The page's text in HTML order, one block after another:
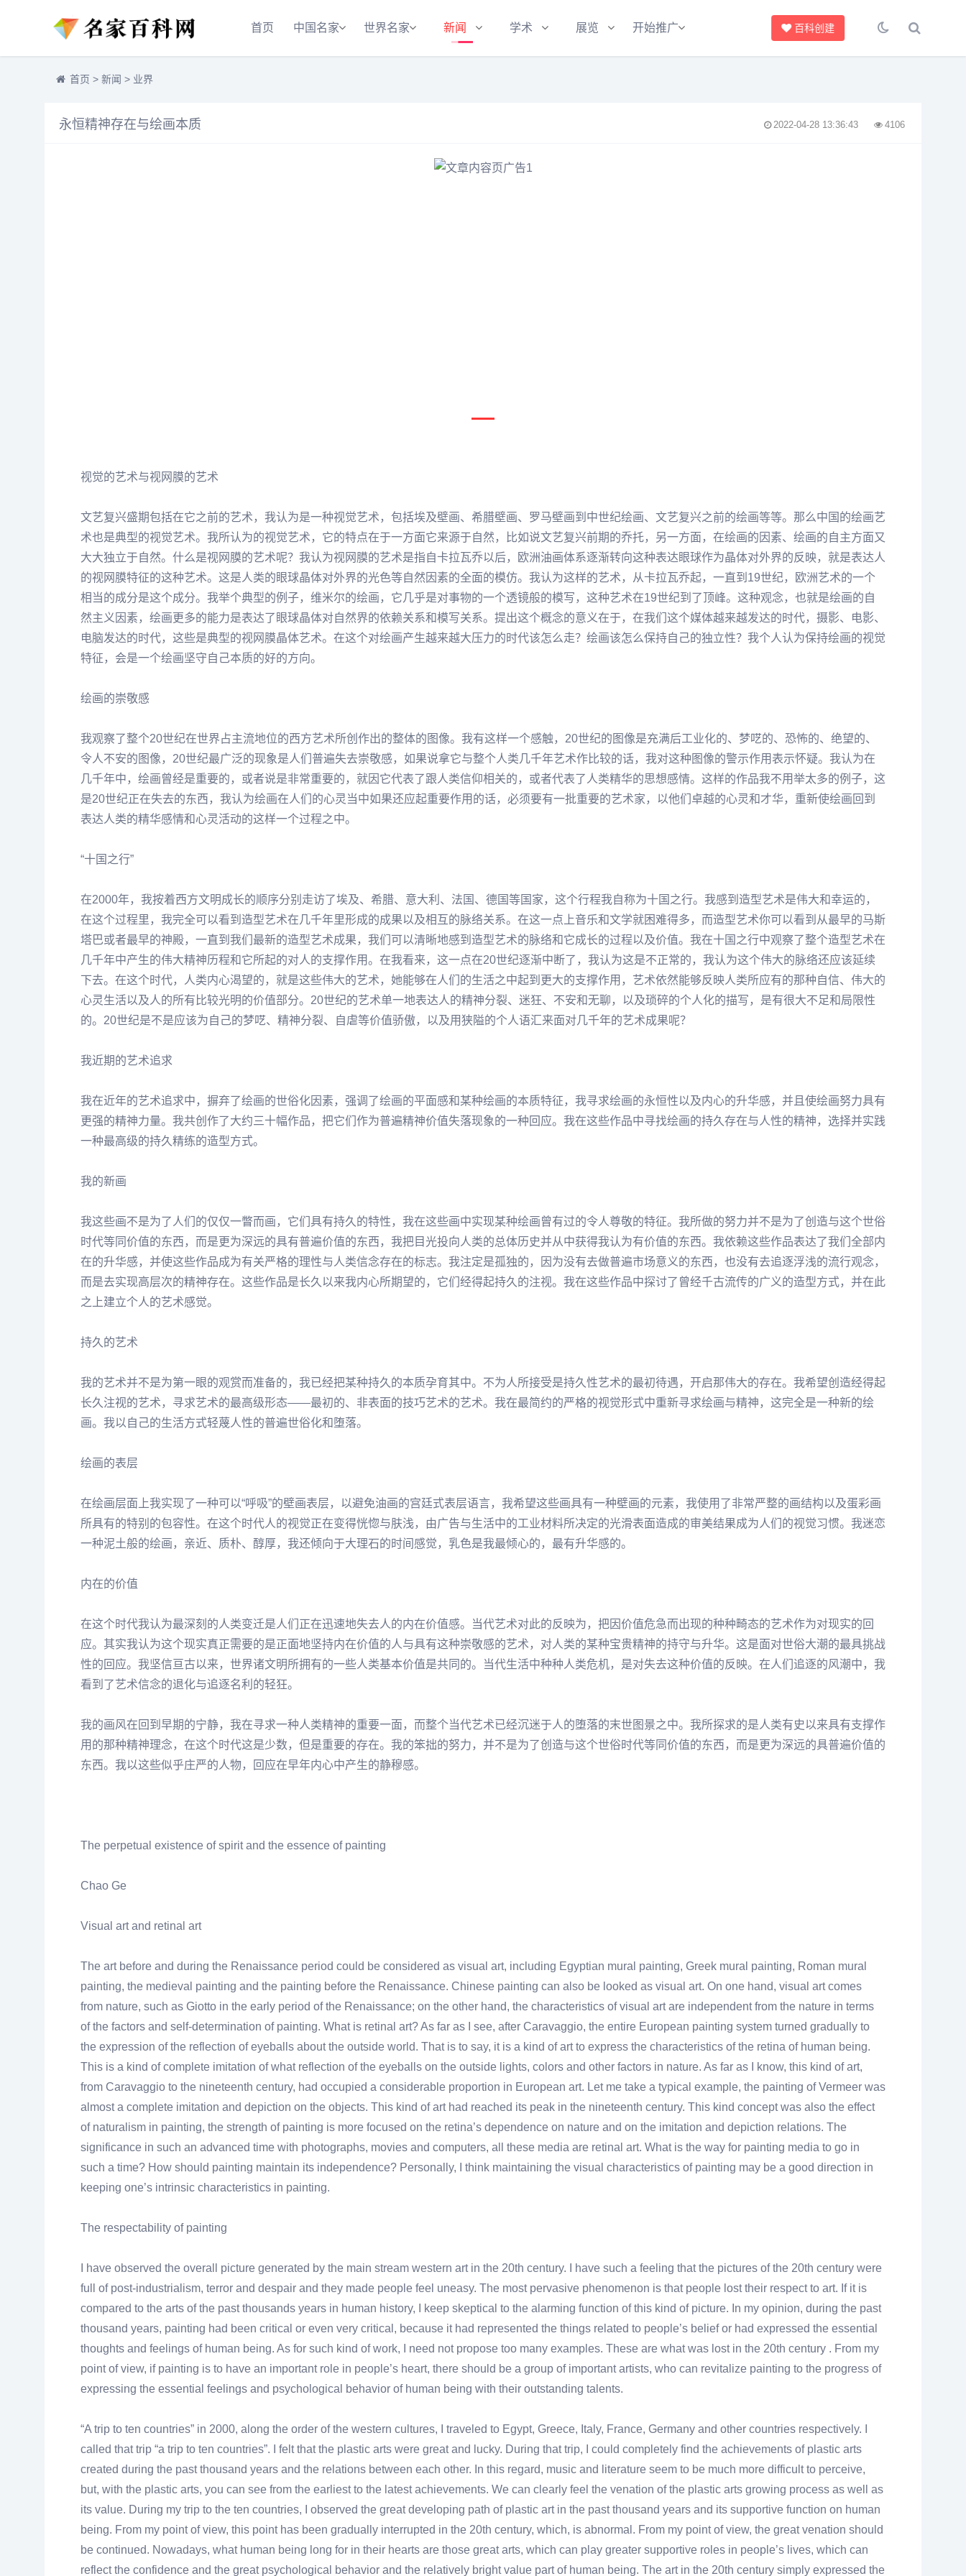
首页 中国名家 世界名家 新闻 学术 展览 开始推广 百科创建
首页 > 新闻 > 业界
永恒精神存在与绘画本质 2022-04-28 13:36:43 4106
视觉的艺术与视网膜的艺术
文艺复兴盛期包括在它之前的艺术，我认为是一种视觉艺术，包括埃及壁画、希腊壁画、罗马壁画到中世纪绘画、 文艺复兴之前的绘画等等。那么中国的绘画艺
术也是典型的视觉艺术。我所认为的视觉艺术，它的特点在于一方面它来源于自然，比如说文艺复兴前期的乔托，另一方面，在绘画的因素、绘画的自主方面又
大大独立于自然。什么是视网膜的艺术呢？我认为视网膜的艺术是指自卡拉瓦乔以后，欧洲油画体系逐渐转向这种表达眼球作为晶体对外界的反映，就是表达人
的视网膜特征的这种艺术。这是人类的眼球晶体对外界的光色等自然因素的全面的模仿。我认为这样的艺术，从卡拉瓦乔起，一直到19世纪，欧洲艺术的一个
相当的成分是这个成分。我举个典型的例子， 维米尔的绘画，它几乎是对事物的一个透镜般的模写，这种艺术在19世纪到了顶峰。这种观念，也就是绘画的自
然主义因素，绘画更多的能力是表达了眼球晶体对自然界的依赖关系和模写关系。提出这个概念的意义在于，在我们这个媒体越来越发达的时代，摄影、电影、
电脑发达的时代，这些是典型的视网膜晶体艺术。在这个对绘画产生越来越大压力的时代该怎么走？绘画该怎么保持自己的独立性？我个人认为保持绘画的视觉
特征，会是一个绘画坚守自己本质的好的方向。
绘画的崇敬感
我观察了整个20世纪在世界占主流地位的西方艺术所创作出的整体的图像。我有这样一个感触，20世纪的图像是充满后工业化的、梦呓的、恐怖的、绝望的、
令人不安的图像，20世纪最广泛的现象是人们普遍失去崇敬感，如果说拿它与整个人类几千年艺术作比较的话，我对这种图像的警示作用表示怀疑。我认为在
几千年中，绘画曾经是重要的，或者说是非常重要的，就因它代表了跟人类信仰相关的，或者代表了人类精华的思想感情。这样的作品我不用举太多的例子，这
是20世纪正在失去的东西，我认为绘画在人们的心灵当中如果还应起重要作用的话，必须要有一批重要的艺术家，以他们卓越的心灵和才华，重新使绘画回到
表达人类的精华感情和心灵活动的这样一个过程之中。
“十国之行”
在2000年，我按着西方文明成长的顺序分别走访了埃及、希腊、意大利、法国、德国等国家，这个行程我自称为十国之行。我感到造型艺术是伟大和幸运的，
在这个过程里，我完全可以看到造型艺术在几千年里形成的成果以及相互的脉络关系。在这一点上音乐和文学就困难得多，而造型艺术你可以看到从最早的马斯
塔巴或者最早的神殿，一直到我们最新的造型艺术成果，我们可以清晰地感到造型艺术的脉络和它成长的过程以及价值。我在十国之行中观察了整个造型艺术在
几千年中产生的伟大精神历程和它所起的对人的支撑作用。在我看来，这一点在20世纪逐渐中断了，我认为这是不正常的，我认为这个伟大的脉络还应该延续
下去。在这个时代，人类内心渴望的，就是这些伟大的艺术，她能够在人们的生活之中起到更大的支撑作用，艺术依然能够反映人类所应有的那种自信、伟大的
心灵生活以及人的所有比较光明的价值部分。20世纪的艺术单一地表达人的精神分裂、迷狂、不安和无聊，以及琐碎的个人化的描写，是有很大不足和局限性
的。20世纪是不是应该为自己的梦呓、精神分裂、自虐等价值骄傲，以及用狭隘的个人语汇来面对几千年的艺术成果呢？
我近期的艺术追求
我在近年的艺术追求中，摒弃了绘画的世俗化因素，强调了绘画的平面感和某种绘画的本质特征，我寻求绘画的永恒性以及内心的升华感，并且使绘画努力具有
更强的精神力量。我共创作了大约三十幅作品，把它们作为普遍精神价值失落现象的一种回应。我在这些作品中寻找绘画的持久存在与人性的精神，选择并实践
一种最高级的持久精练的造型方式。
我的新画
我这些画不是为了人们的仅仅一瞥而画，它们具有持久的特性，我在这些画中实现某种绘画曾有过的令人尊敬的特征。我所做的努力并不是为了创造与这个世俗
时代等同价值的东西，而是更为深远的具有普遍价值的东西，我把目光投向人类的总体历史并从中获得我认为有价值的东西。我依赖这些作品表达了我们全部内
在的升华感，并使这些作品成为有关严格的理性与人类信念存在的标志。我注定是孤独的，因为没有去做普遍市场意义的东西，也没有去追逐浮浅的流行观念，
而是去实现高层次的精神存在。这些作品是长久以来我内心所期望的，它们经得起持久的注视。我在这些作品中探讨了曾经千古流传的广义的造型方式，并在此
之上建立个人的艺术感觉。
持久的艺术
我的艺术并不是为第一眼的观赏而准备的，我已经把某种持久的本质孕育其中。不为人所接受是持久性艺术的最初待遇，开启那伟大的存在。我希望创造经得起
长久注视的艺术，寻求艺术的最高级形态——最初的、非表面的技巧艺术的艺术。我在最简约的严格的视觉形式中重新寻求绘画与精神，这完全是一种新的绘
画。我以自己的生活方式轻蔑人性的普遍世俗化和堕落。
绘画的表层
在绘画层面上我实现了一种可以“呼吸”的壁画表层，以避免油画的宫廷式表层语言，我希望这些画具有一种壁画的元素，我使用了非常严整的画结构以及蛋彩画
所具有的特别的包容性。在这个时代人的视觉正在变得恍惚与肤浅，由广告与生活中的工业材料所决定的光滑表面造成的审美结果成为人们的视觉习惯。我迷恋
一种泥土般的绘画，亲近、质朴、醇厚，我还倾向于大理石的时间感觉，乳色是我最倾心的，最有升华感的。
内在的价值
在这个时代我认为最深刻的人类变迁是人们正在迅速地失去人的内在价值感。当代艺术对此的反映为，把因价值危急而出现的种种畸态的艺术作为对现实的回
应。其实我认为这个现实真正需要的是正面地坚持内在价值的人与具有这种崇敬感的艺术，对人类的某种宝贵精神的持守与升华。这是面对世俗大潮的最具挑战
性的回应。我坚信亘古以来，世界诸文明所拥有的一些人类基本价值是共同的。当代生活中种种人类危机，是对失去这种价值的反映。在人们追逐的风潮中，我
看到了艺术信念的退化与追逐名利的轻狂。
我的画风在回到早期的宁静，我在寻求一种人类精神的重要一面，而整个当代艺术已经沉迷于人的堕落的末世图景之中。我所探求的是人类有史以来具有支撑作
用的那种精神理念，在这个时代这是少数，但是重要的存在。我的笨拙的努力，并不是为了创造与这个世俗时代等同价值的东西，而是更为深远的具普遍价值的
东西。我以这些似乎庄严的人物，回应在早年内心中产生的静穆感。
The perpetual existence of spirit and the essence of painting
Chao Ge
Visual art and retinal art
The art before and during the Renaissance period could be considered as visual art, including Egyptian mural painting, Greek mural painting, Roman mural
painting, the medieval painting and the painting before the Renaissance. Chinese painting can also be looked as visual art. On one hand, visual art comes
from nature, such as Giotto in the early period of the Renaissance; on the other hand, the characteristics of visual art are independent from the nature in terms
of the factors and self-determination of painting. What is retinal art? As far as I see, after Caravaggio, the entire European painting system turned gradually to
the expression of the reflection of eyeballs about the outside world. That is to say, it is a kind of art to express the characteristics of the retina of human being.
This is a kind of complete imitation of what reflection of the eyeballs on the outside lights, colors and other factors in nature. As far as I know, this kind of art,
from Caravaggio to the nineteenth century, had occupied a considerable proportion in European art. Let me take a typical example, the painting of Vermeer was
almost a complete imitation and depiction on the objects. This kind of art had reached its peak in the nineteenth century. This kind concept was also the effect
of naturalism in painting, the strength of painting is more focused on the retina’s dependence on nature and on the imitation and depiction relations. The
significance in such an advanced time with photographs, movies and computers, all these media are retinal art. What is the way for painting media to go in
such a time? How should painting maintain its independence? Personally, I think maintaining the visual characteristics of painting may be a good direction in
keeping one’s intrinsic characteristics in painting.
The respectability of painting
I have observed the overall picture generated by the main stream western art in the 20th century. I have such a feeling that the pictures of the 20th century were
full of post-industrialism, terror and despair and they made people feel uneasy. The most pervasive phenomenon is that people lost their respect to art. If it is
compared to the arts of the past thousands years in human history, I keep skeptical to the alarming function of this kind of picture. In my opinion, during the past
thousand years, painting had been critical or even very critical, because it had represented the things related to people’s belief or had expressed the essential
thoughts and feelings of human being. As for such kind of work, I need not propose too many examples. These are what was lost in the 20th century . From my
point of view, if painting is to have an important role in people’s heart, there should be a group of important artists, who can revitalize painting to the progress of
expressing the essential feelings and psychological behavior of human being with their outstanding talents.
“A trip to ten countries” in 2000, along the order of the western cultures, I traveled to Egypt, Greece, Italy, France, Germany and other countries respectively. I
called that trip “a trip to ten countries”. I felt that the plastic arts were great and lucky. During that trip, I could completely find the achievements of plastic arts
created during the past thousand years and the relations between each other. In this regard, music and literature seem to be much more difficult to perceive,
but, with the plastic arts, you can see from the earliest to the latest achievements. We can clearly feel the venation of the plastic arts growing process as well as
its value. During my trip to the ten countries, I observed the great developing path of plastic art in the past thousand years and its supportive function on human
being. From my point of view, this point has been gradually interrupted in the 20th century, which, is abnormal. From my point of view, the great venation should
be continued. Nowadays, what human being long for in their hearts are those great arts, which can play greater supportive roles in people’s lives, which can
reflect the confidence and the great psychological behavior and the relatively bright value part of human being. The art in the 20th century simply expressed the